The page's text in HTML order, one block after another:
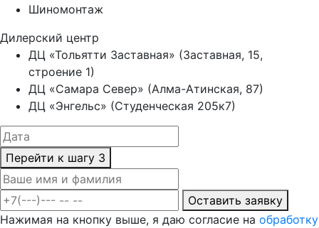
Шиномонтаж
Дилерский центр
ДЦ «Тольятти Заставная» (Заставная, 15,
строение 1)
ДЦ «Самара Север» (Алма-Атинская, 87)
ДЦ «Энгельс» (Студенческая 205к7)
Перейти к шагу 3
Оставить заявку
Нажимая на кнопку выше, я даю согласие на обработку